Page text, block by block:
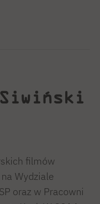
filmów
Wydziale
oraz w Pracowni